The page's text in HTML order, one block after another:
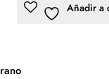
Añadir a